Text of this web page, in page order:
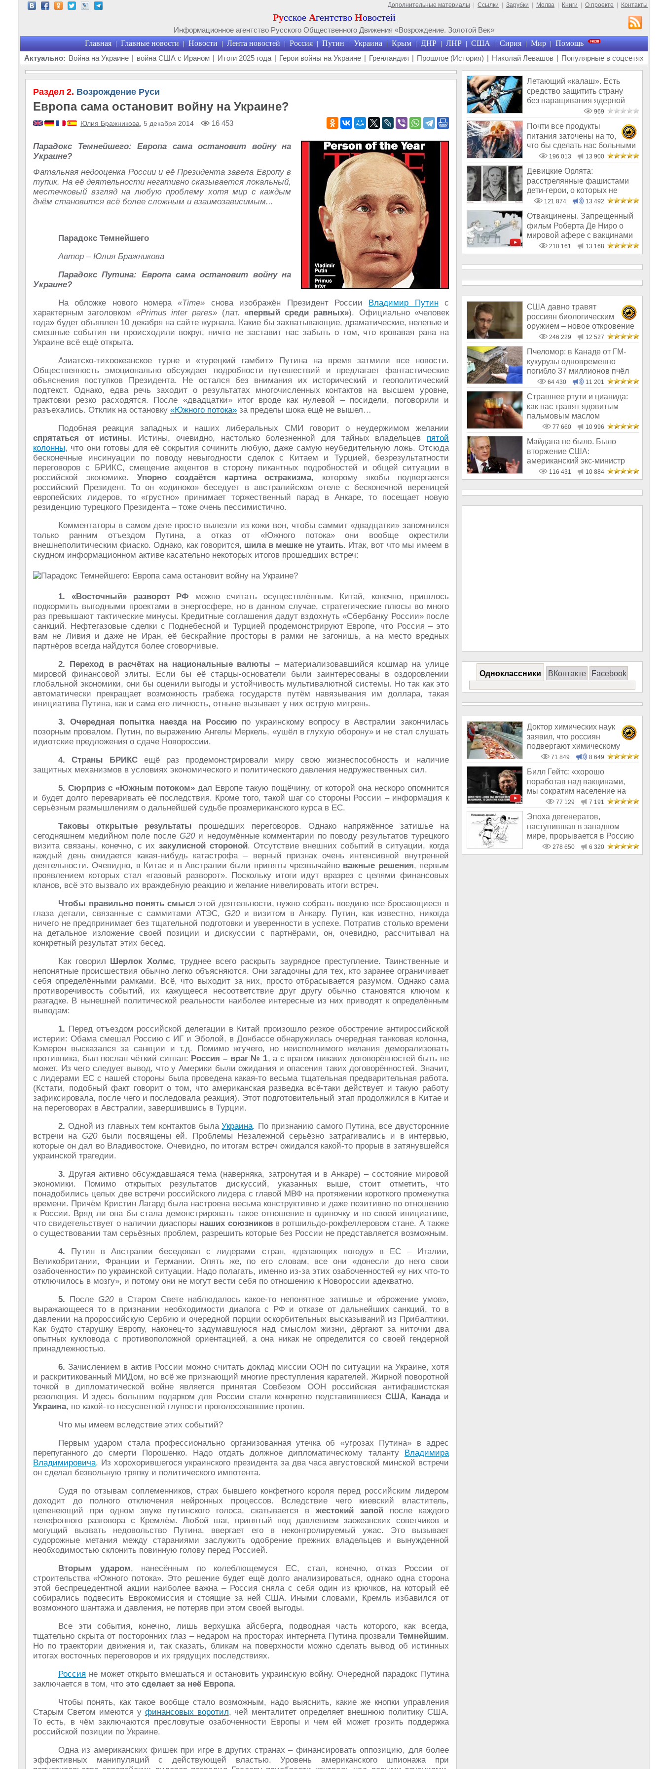
Дополнительные материалы Ссылки Зарубки Молва Книги О проекте Контакты
Русское Агентство Новостей
Информационное агентство Русского Общественного Движения «Возрождение. Золотой Век»
Главная | Главные новости | Новости | Лента новостей | Россия | Путин | Украина | Крым | ДНР | ЛНР | США | Сирия | Мир | Помощь
Актуально: Война на Украине | война США с Ираном | Итоги 2025 года | Герои войны на Украине | Гренландия | Прошлое (История) | Николай Левашов | Популярные в соцсетях
Раздел 2. Возрождение Руси
Европа сама остановит войну на Украине?
Юлия Бражникова , 5 декабря 2014 16 453
Парадокс Темнейшего: Европа сама остановит войну на
Украине?
Фатальная недооценка России и её Президента завела Европу в
тупик. На её деятельности негативно сказывается локальный,
местечковый взгляд на любую проблему хотя мир с каждым
днём становится всё более сложным и взаимозависимым...
Парадокс Темнейшего
Автор – Юлия Бражникова
Парадокс Путина: Европа сама остановит войну на
Украине?
На обложке нового номера«Time» снова изображён Президент России Владимир Путинс
характерным заголовком «Primus inter pares» (лат. «первый среди равных»). Официально «человек
года» будет объявлен 10 декабря на сайте журнала. Какие бы захватывающие, драматические, нелепые и
смешные события ни происходили вокруг, ничто не заставит нас забыть о том, что кровавая рана на
Украине всё ещё открыта.
Азиатско-тихоокеанское турне и «турецкий гамбит» Путина на время затмили все новости.
Общественность эмоционально обсуждает подробности путешествий и предлагает фантастические
объяснения поступков Президента. Не остался без внимания их исторический и геополитический
подтекст. Однако, едва речь заходит о результатах многочисленных контактов на высшем уровне,
трактовки резко расходятся. После «двадцатки» итог вроде как нулевой – посидели, поговорили и
разъехались. Отклик на остановку «Южного потока» за пределы шока ещё не вышел…
Подобная реакция западных и наших либеральных СМИ говорит о неудержимом желании
спрятаться от истины. Истины, очевидно, настолько болезненной для тайных владельцев пятой
колонны, что они готовы для её сокрытия сочинить любую, даже самую неубедительную ложь. Отсюда
бесконечные инсинуации по поводу невыгодности сделок с Китаем и Турцией, безрезультатности
переговоров с БРИКС, смещение акцентов в сторону пикантных подробностей и общей ситуации в
российской экономике. Упорно создаётся картина остракизма, которому якобы подвергается
российский Президент. То он «одиноко» беседует в австралийском отеле с бесконечной вереницей
европейских лидеров, то «грустно» принимает торжественный парад в Анкаре, то посещает новую
резиденцию турецкого Президента – тоже очень пессимистично.
Комментаторы в самом деле просто вылезли из кожи вон, чтобы саммит «двадцатки» запомнился
только ранним отъездом Путина, а отказ от «Южного потока» они вообще окрестили
внешнеполитическим фиаско. Однако, как говорится, шила в мешке не утаить. Итак, вот что мы имеем в
скудном информационном активе касательно некоторых итогов прошедших встреч:
1. «Восточный» разворот РФ можно считать осуществлённым. Китай, конечно, пришлось
подкормить выгодными проектами в энергосфере, но в данном случае, стратегические плюсы во много
раз превышают тактические минусы. Кредитные соглашения дадут вздохнуть «Сбербанку России» после
санкций. Нефтегазовые сделки с Поднебесной и Турцией продемонстрируют Европе, что Россия – это
вам не Ливия и даже не Иран, её бескрайние просторы в рамки не загонишь, а на место вредных
партнёров всегда найдутся более сговорчивые.
2. Переход в расчётах на национальные валюты – материализовавшийся кошмар на улице
мировой финансовой элиты. Если бы её старцы-основатели были заинтересованы в оздоровлении
глобальной экономики, они бы оценили выгоды и устойчивость мультивалютной системы. Но так как это
автоматически прекращает возможность грабежа государств путём навязывания им доллара, такая
инициатива Путина, как и сама его личность, отныне вызывает у них острую мигрень.
3. Очередная попытка наезда на Россию по украинскому вопросу в Австралии закончилась
позорным провалом. Путин, по выражению Ангелы Меркель, «ушёл в глухую оборону» и не стал слушать
идиотские предложения о сдаче Новороссии.
4. Страны БРИКСещё раз продемонстрировали миру свою жизнеспособность и наличие
защитных механизмов в условиях экономического и политического давления недружественных сил.
5. Сюрприз с «Южным потоком» дал Европе такую пощёчину, от которой она нескоро опомнится
и будет долго переваривать её последствия. Кроме того, такой шаг со стороны России – информация к
серьёзным размышлениям о дальнейшей судьбе проамериканского курса в ЕС.
Таковы открытые результаты прошедших переговоров. Однако напряжённое затишье на
сегодняшнем медийном поле после G20и недоумённые комментарии по поводу результатов турецкого
визита связаны, конечно, с их закулисной стороной. Отсутствие внешних событий в ситуации, когда
каждый день ожидается какая-нибудь катастрофа – верный признак очень интенсивной внутренней
деятельности. Очевидно, в Китае и в Австралии были приняты чрезвычайно важные решения, первым
проявлением которых стал «газовый разворот». Поскольку итоги идут вразрез с целями финансовых
кланов, всё это вызвало их враждебную реакцию и желание нивелировать итоги встреч.
Чтобы правильно понять смысл этой деятельности, нужно собрать воедино все бросающиеся в
глаза детали, связанные с саммитами АТЭС, G20и визитом в Анкару. Путин, как известно, никогда
ничего не предпринимает без тщательной подготовки и уверенности в успехе. Потратив столько времени
на детальное изложение своей позиции и дискуссии с партнёрами, он, очевидно, рассчитывал на
конкретный результат этих бесед.
Как говорил Шерлок Холмс, труднее всего раскрыть заурядное преступление. Таинственные и
непонятные происшествия обычно легко объясняются. Они загадочны для тех, кто заранее ограничивает
себя определёнными рамками. Всё, что выходит за них, просто отбрасывается разумом. Однако сама
противоречивость событий, их кажущееся несоответствие друг другу обычно становятся ключом к
разгадке. В нынешней политической реальности наиболее интересные из них приводят к определённым
выводам:
1. Перед отъездом российской делегации в Китай произошло резкое обострение антироссийской
истерии: Обама смешал Россию с ИГ и Эболой, в Донбассе обнаружилась очередная танковая колонна,
Кэмерон высказался за санкции и т.д. Помимо жгучего, но неисполнимого желания деморализовать
противника, был послан чёткий сигнал: Россия – враг № 1, а с врагом никаких договорённостей быть не
может. Из чего следует вывод, что у Америки были ожидания и опасения таких договорённостей. Значит,
с лидерами ЕС с нашей стороны была проведена какая-то весьма тщательная предварительная работа.
(Кстати, подобный факт говорит о том, что американская разведка всё-таки действует и такую работу
зафиксировала, после чего и последовала реакция). Этот подготовительный этап продолжился в Китае и
на переговорах в Австралии, завершившись в Турции.
2. Одной из главных тем контактов былаУкраина. По признанию самого Путина, все двусторонние
встречи на G20были посвящены ей. Проблемы Незалежной серьёзно затрагивались и в интервью,
которые он дал во Владивостоке. Очевидно, по итогам встреч ожидался какой-то прорыв в затянувшейся
украинской трагедии.
3. Другая активно обсуждавшаяся тема (наверняка, затронутая и в Анкаре) – состояние мировой
экономики. Помимо открытых результатов дискуссий, указанных выше, стоит отметить, что
понадобились целых две встречи российского лидера с главой МВФ на протяжении короткого промежутка
времени. Причём Кристин Лагард была настроена весьма конструктивно и даже позитивно по отношению
к России. Вряд ли она бы стала демонстрировать такое отношение в одиночку и по своей инициативе,
что свидетельствует о наличии диаспоры наших союзниковв ротшильдо-рокфеллеровом стане. А также
о существовании там серьёзных проблем, разрешить которые без России не представляется возможным.
4. Путин в Австралии беседовал с лидерами стран, «делающих погоду» в ЕС – Италии,
Великобритании, Франции и Германии. Опять же, по его словам, все они «донесли до него свои
озабоченности» по украинской ситуации. Надо полагать, именно из-за этих озабоченностей «у них что-то
отключилось в мозгу», и потому они не могут вести себя по отношению к Новороссии адекватно.
5. После G20в Старом Свете наблюдалось какое-то непонятное затишье и «брожение умов»,
выражающееся то в признании необходимости диалога с РФ и отказе от дальнейших санкций, то в
давлении на пророссийскую Сербию и очередной порции оскорбительных высказываний из Прибалтики.
Как будто старушку Европу, наконец-то задумавшуюся над смыслом жизни, дёргают за ниточки два
опытных кукловода с противоположной ориентацией, а она никак не определится со своей гендерной
принадлежностью.
6. Зачислением в актив России можно считать доклад миссии ООН по ситуации на Украине, хотя
и раскритикованный МИДом, но всё же признающий многие преступления карателей. Жирной поворотной
точкой в дипломатической войне является принятая Совбезом ООН российская антифашистская
резолюция. И здесь большим подарком для России стали конкретно подставившиеся США, Канадаи
Украина, по какой-то несусветной глупости проголосовавшие против.
Что мы имеем вследствие этих событий?
Первым ударом стала профессионально организованная утечка об «угрозах Путина» в адрес
перепуганного до смерти Порошенко. Надо отдать должное дипломатическому таланту Владимира
Владимировича. Из хорохорившегося украинского президента за два часа августовской минской встречи
он сделал безвольную тряпку и политического импотента.
Судя по отзывам соплеменников, страх бывшего конфетного короля перед российским лидером
доходит до полного отключения нейронных процессов. Вследствие чего киевский властитель,
цепенеющий при одном звуке путинского голоса, скатывается в жестокий запой после каждого
телефонного разговора с Кремлём. Любой шаг, принятый под давлением заокеанских советчиков и
могущий вызвать недовольство Путина, ввергает его в неконтролируемый ужас. Это вызывает
судорожные метания между стараниями заслужить одобрение прежних владельцев и вынужденной
необходимостью склонить повинную голову перед Россией.
Вторым ударом, нанесённым по колеблющемуся ЕС, стал, конечно, отказ России от
строительства «Южного потока». Это решение будет ещё долго анализироваться, однако одна сторона
этой беспрецедентной акции наиболее важна – Россия сняла с себя один из крючков, на который её
собирались подвесить Еврокомиссия и стоящие за ней США. Иными словами, Кремль избавился от
возможного шантажа и давления, не потеряв при этом своей выгоды.
Все эти события, конечно, лишь верхушка айсберга, подводная часть которого, как всегда,
тщательно скрыта от посторонних глаз – недаром на просторах интернета Путина прозвали Темнейшим.
Но по траектории движения и, так сказать, бликам на поверхности можно сделать вывод об истинных
итогах восточных переговоров и их грядущих последствиях.
Россия не может открыто вмешаться и остановить украинскую войну. Очередной парадокс Путина
заключается в том, что это сделает за неё Европа.
Чтобы понять, как такое вообще стало возможным, надо выяснить, какие же кнопки управления
Старым Светом имеются у финансовых воротил, чей менталитет определяет внешнюю политику США.
То есть, в чём заключаются пресловутые озабоченности Европы и чем ей может грозить поддержка
российской позиции по Украине.
Одна из американских фишек при игре в других странах – финансировать оппозицию, для более
эффективных манипуляций с действующей властью. Уровень американского шпионажа при
Летающий «калаш». Есть
средство защитить страну
без наращивания ядерной
969
Почти все продукты
питания заточены на то,
что бы сделать нас больными
и бесплодным
196 013 13 900
Девицкие Орлята:
расстрелянные фашистами
дети-герои, о которых не
рассказывают в шк
121 874 13 492
Отвакцинены. Запрещенный
фильм Роберта Де Ниро о
мировой афере с вакцинами
210 161 13 168
США давно травят
россиян биологическим
оружием – новое откровение
Эдварда Сноудена
246 229 12 527
Пчеломор: в Канаде от ГМ-
кукурузы одновременно
погибло 37 миллионов пчёл
64 430 11 201
Страшнее ртути и цианида:
как нас травят ядовитым
пальмовым маслом
77 660 10 996
Майдана не было. Было
вторжение США:
американский экс-министр
написал открытое пись
116 431 10 884
Одноклассники ВКонтакте Facebook
Доктор химических наук
заявил, что россиян
подвергают химическому
геноциду71 849 8 649
Билл Гейтс: «хорошо
поработав над вакцинами,
мы сократим население на
10-15%»77 129 7 191
Эпоха дегенератов,
наступившая в западном
мире, прорывается в Россию
278 650 6 320